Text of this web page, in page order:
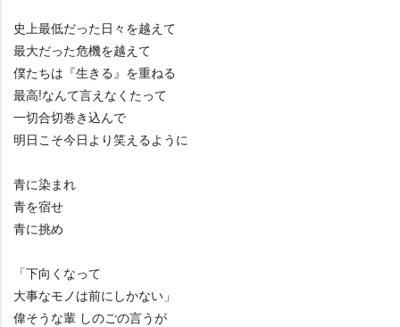
史上最低だった日々を越えて
最大だった危機を越えて
僕たちは『生きる』を重ねる
最高!なんて言えなくたって
一切合切巻き込んで
明日こそ今日より笑えるように
青に染まれ
青を宿せ
青に挑め
「下向くなって
大事なモノは前にしかない」
偉そうな輩 しのごの言うが